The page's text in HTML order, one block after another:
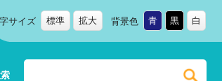
サイズ 標準 拡大 背景色 青 黒 白